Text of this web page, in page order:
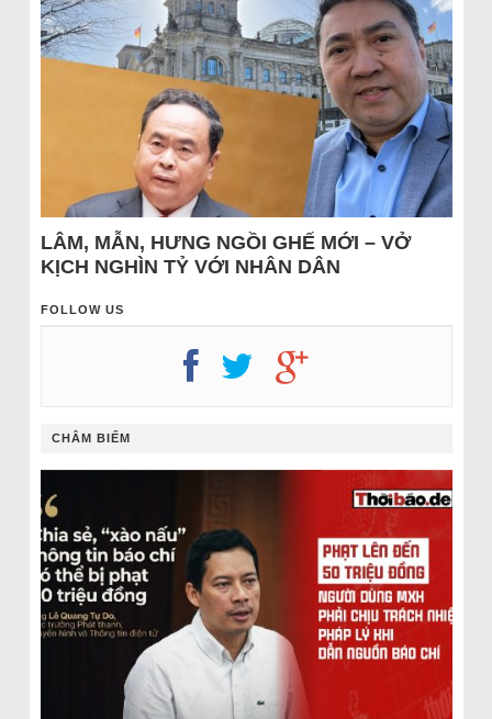
LÂM, MẪN, HƯNG NGỒI GHẾ MỚI – VỞ
KỊCH NGHÌN TỶ VỚI NHÂN DÂN
FOLLOW US
CHÂM BIẾM